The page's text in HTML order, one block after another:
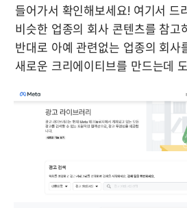
들어가서 확인해보세요! 여기서 드
비슷한 업종의 회사 콘텐츠를 참고
반대로 아예 관련없는 업종의 회사
새로운 크리에이티브를 만드는데